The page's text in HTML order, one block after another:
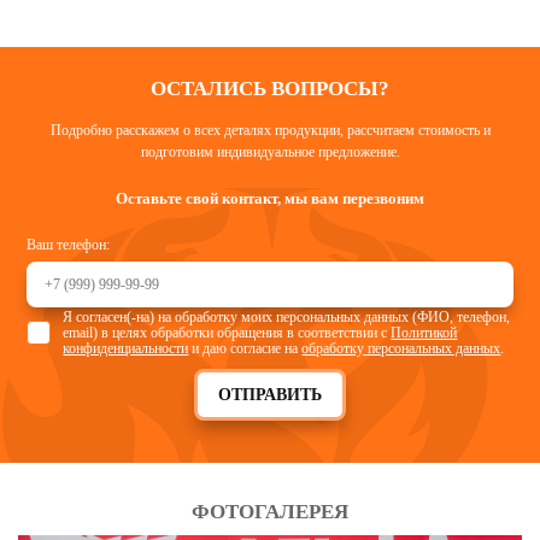
ОСТАЛИСЬ ВОПРОСЫ?
Подробно расскажем о всех деталях продукции, рассчитаем стоимость и
подготовим индивидуальное предложение.
Оставьте свой контакт, мы вам перезвоним
Ваш телефон:
ОТПРАВИТЬ
Я согласен(-на) на обработку моих персональных данных (ФИО, телефон,
email) в целях обработки обращения в соответствии сПолитикой
конфиденциальности и даю согласие наобработку персональных данных
ФОТОГАЛЕРЕЯ